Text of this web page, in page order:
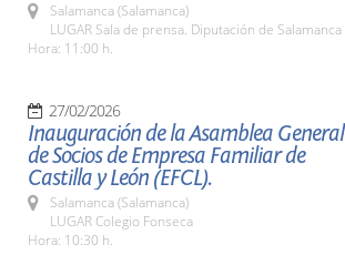
Salamanca (Salamanca)
LUGAR Sala de prensa. Diputación de Salamanca
Hora: 11:00 h.
27/02/2026
Inauguración de la Asamblea General
de Socios de Empresa Familiar de
Castilla y León (EFCL).
Salamanca (Salamanca)
LUGAR Colegio Fonseca
Hora: 10:30 h.